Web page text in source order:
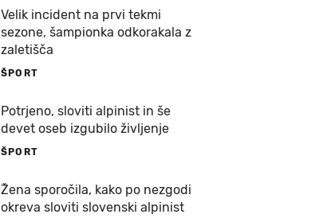
Velik incident na prvi tekmi
sezone, šampionka odkorakala z
zaletišča
ŠPORT
Potrjeno, sloviti alpinist in še
devet oseb izgubilo življenje
ŠPORT
Žena sporočila, kako po nezgodi
okreva sloviti slovenski alpinist